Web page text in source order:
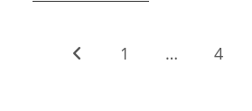
Blockchain
Qu’une
Go to the previous page
1 … 4